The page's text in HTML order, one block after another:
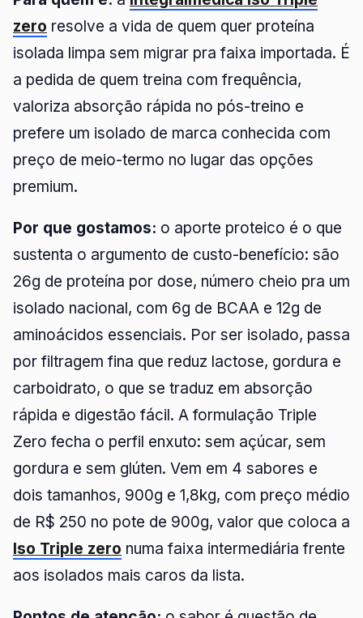
zero resolve a vida de quem quer proteína
isolada limpa sem migrar pra faixa importada. É
a pedida de quem treina com frequência,
valoriza absorção rápida no pós-treino e
prefere um isolado de marca conhecida com
preço de meio-termo no lugar das opções
premium.
Por que gostamos: o aporte proteico é o que
sustenta o argumento de custo-benefício: são
26g de proteína por dose, número cheio pra um
isolado nacional, com 6g de BCAA e 12g de
aminoácidos essenciais. Por ser isolado, passa
por filtragem fina que reduz lactose, gordura e
carboidrato, o que se traduz em absorção
rápida e digestão fácil. A formulação Triple
Zero fecha o perfil enxuto: sem açúcar, sem
gordura e sem glúten. Vem em 4 sabores e
dois tamanhos, 900g e 1,8kg, com preço médio
de R$ 250 no pote de 900g, valor que coloca a
Iso Triple zero numa faixa intermediária frente
aos isolados mais caros da lista.